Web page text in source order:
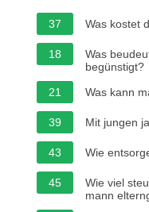
37 Was kostet
18
Was
begünstigt?
21
Was kann
39 Mit jungen
43 Wie
45
Wie viel
mann